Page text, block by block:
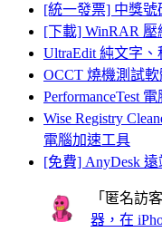
[統一發票] 中獎號
[下載] WinRAR 壓
UltraEdit 純文字
OCCT 燒機測試軟
PerformanceTest
Wise Registry
電腦加速工具
[免費] AnyDesk
「 匿名訪客
器，在